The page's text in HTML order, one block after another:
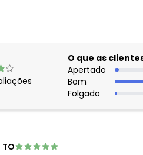
O que as
Apertado
Bom
Folgado
TO